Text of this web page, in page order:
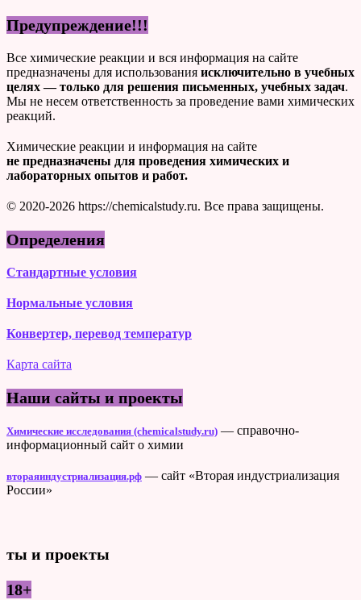
Предупреждение!!!
Все химические реакции и вся информация на сайте
предназначены для использования исключительно в учебных
целях — только для решения письменных, учебных задач.
Мы не несем ответственность за проведение вами химических
реакций.
Химические реакции и информация на сайте
не предназначены для проведения химических и
лабораторных опытов и работ.
© 2020-2026 https://chemicalstudy.ru. Все права защищены.
Определения
Стандартные условия
Нормальные условия
Конвертер, перевод температур
Карта сайта
Наши сайты и проекты
Химические исследования (chemicalstudy.ru) — справочно-
информационный сайт о химии
втораяиндустриализация.рф — сайт «Вторая индустриализация
России»
ты и проекты
18+